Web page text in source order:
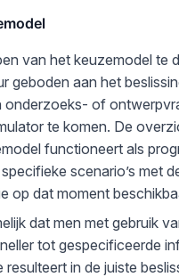
van het keuzemodel te
geboden aan het
onderzoeks- of
te komen. De
functioneert als
scenario’s met
op dat moment
dat men met gebruik
tot gespecificeerde
resulteert in de juiste